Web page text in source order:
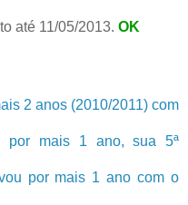
até 11/05/2013. OK
2 anos (2010/2011) com
por mais 1 ano, sua 5ª
por mais 1 ano com o